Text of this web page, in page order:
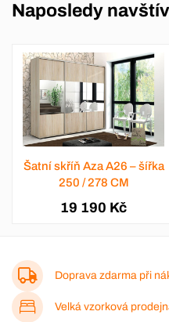
Naposledy
Šatní skříň Aza A26 – šířka
250 / 278 CM
19 190 Kč
Doprava zdarma při
Velká vzorková